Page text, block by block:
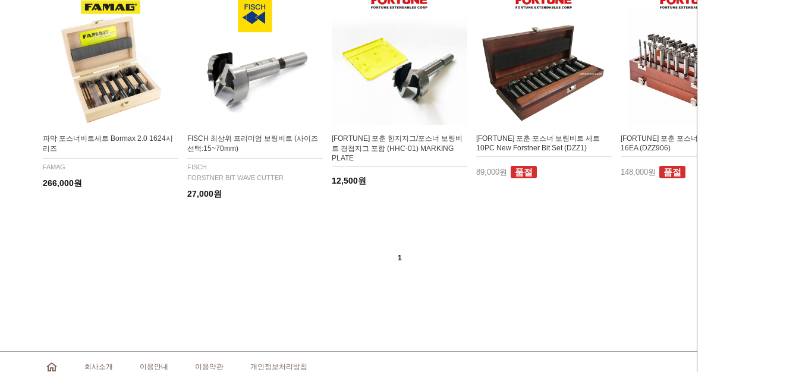
파막 포스너비트세트 Bormax 2.0 1624시
리즈
FAMAG
266,000원
FISCH 최상위 프리미엄 보링비트 (사이즈
선택:15~70mm)
FISCH
FORSTNER BIT WAVE CUTTER
27,000원
[FORTUNE] 포춘 힌지지그/포스너 보링비
트 경첩지그 포함 (HHC-01) MARKING
PLATE
12,500원
[FORTUNE] 포춘 포스너 보링비트 세트
10PC New Forstner Bit Set (DZZ1)
89,000원 품절
[FORTUNE] 포춘 포스너 보링비트 세트
16EA (DZZ906)
148,000원 품절
1
회사소개 이용안내 이용약관 개인정보처리방침